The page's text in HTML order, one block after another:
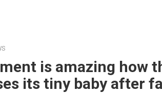
is amazing how
its tiny baby after